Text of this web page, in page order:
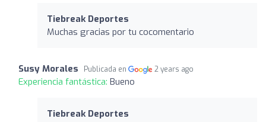
Tiebreak Deportes
Muchas gracias por tu cocomentario
Susy Morales Publicada en 2 years ago
Experiencia fantástica: Bueno
Tiebreak Deportes